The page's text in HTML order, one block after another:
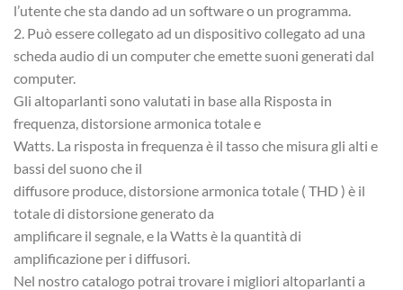
l’utente che sta dando ad un software o un programma.
2. Può essere collegato ad un dispositivo collegato ad una
scheda audio di un computer che emette suoni generati dal
computer.
Gli altoparlanti sono valutati in base alla Risposta in
frequenza, distorsione armonica totale e
Watts. La risposta in frequenza è il tasso che misura gli alti e
bassi del suono che il
diffusore produce, distorsione armonica totale ( THD ) è il
totale di distorsione generato da
amplificare il segnale, e la Watts è la quantità di
amplificazione per i diffusori.
Nel nostro catalogo potrai trovare i migliori altoparlanti a